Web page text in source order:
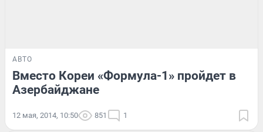
АВТО
Вместо Кореи «Формула-1» пройдет в
Азербайджане
12 мая, 2014, 10:50 851 1